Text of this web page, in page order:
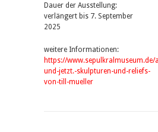
Dauer der Ausstellung:
verlängert bis 7. September
2025
weitere Informationen:
https://
und-jetzt.-skulpturen-und-reliefs-
von-till-mueller